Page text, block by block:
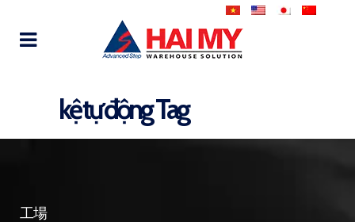
kệ tự động Tag
工場